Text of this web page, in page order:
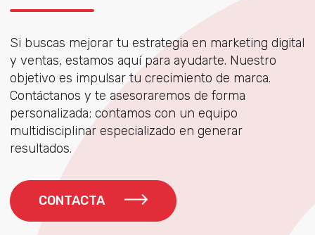
Si buscas mejorar tu estrategia en marketing digital
y ventas, estamos aquí para ayudarte. Nuestro
objetivo es impulsar tu crecimiento de marca.
Contáctanos y te asesoraremos de forma
personalizada; contamos con un equipo
multidisciplinar especializado en generar
resultados.
CONTACTA